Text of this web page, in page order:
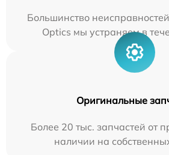
Большинство
Optics мы устраняем в
Оригинальные
Более 20 тыс. запчастей от
наличии на